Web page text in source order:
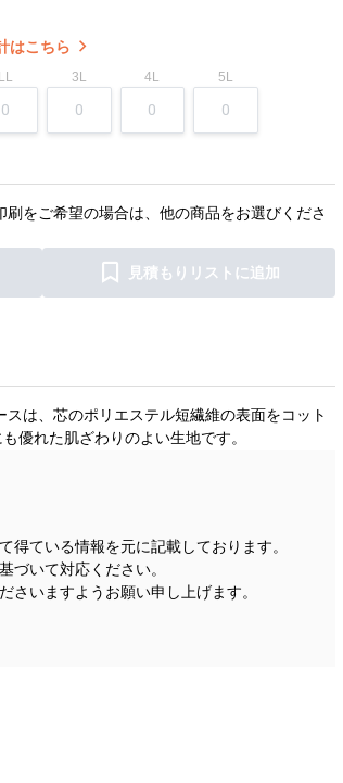
はこちら
LL 3L 4L 5L
をご希望の場合は、他の商品をお選びくださ
見積もりリストに追加
は、芯のポリエステル短繊維の表面をコット
優れた肌ざわりのよい生地です。
得ている情報を元に記載しております。
づいて対応ください。
さいますようお願い申し上げます。